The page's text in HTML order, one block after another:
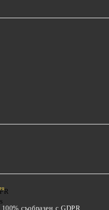
съобразен с GDPR.